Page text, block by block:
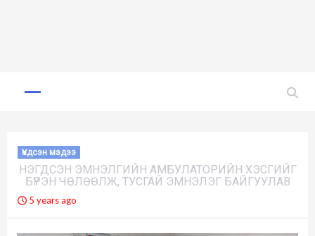
Primary
Үндсэн мэдээ
НЭГДСЭН ЭМНЭЛГИЙН АМБУЛАТОРИЙН ХЭСГИЙГ
БҮРЭН ЧӨЛӨӨЛЖ, ТУСГАЙ ЭМНЭЛЭГ БАЙГУУЛАВ
5 years ago